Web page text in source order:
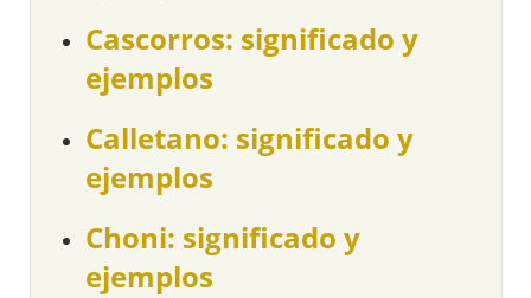
Cascorros: significado y
ejemplos
Calletano: significado y
ejemplos
Choni: significado y
ejemplos